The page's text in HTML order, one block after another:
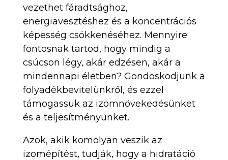
vezethet fáradtsághoz,
energiavesztéshez és a koncentrációs
képesség csökkenéséhez. Mennyire
fontosnak tartod, hogy mindig a
csúcson légy, akár edzésen, akár a
mindennapi életben? Gondoskodjunk a
folyadékbevitelünkről, és ezzel
támogassuk az izomnövekedésünket
és a teljesítményünket.
Azok, akik komolyan veszik az
izomépítést, tudják, hogy a hidratáció